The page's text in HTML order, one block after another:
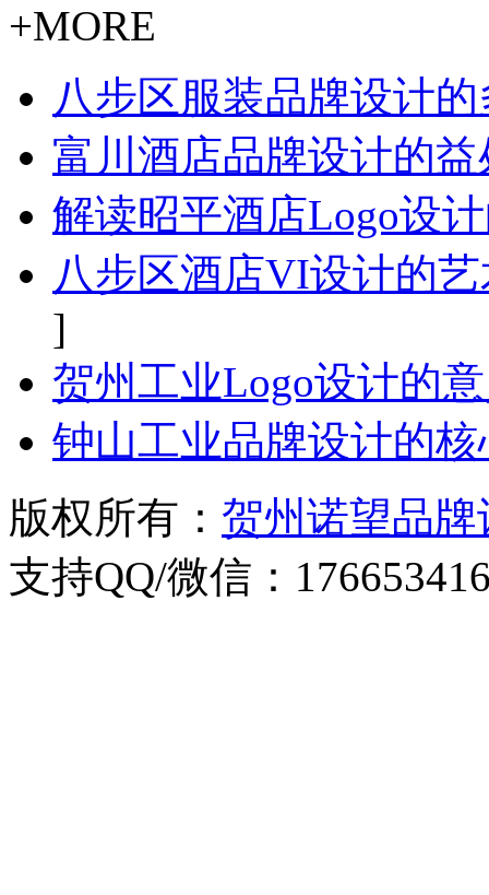
+MORE
八步区服装品牌设计
富川酒店品牌设计的益
解读昭平酒店Logo设
八步区酒店VI设计的
]
贺州工业Logo设计的
钟山工业品牌设计的
版权所有： 贺州诺望品
支持QQ/微信：